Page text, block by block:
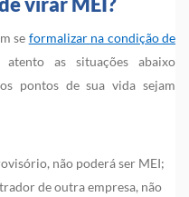
se formalizar na condição de
as situações abaixo
pontos de sua vida sejam
não poderá ser MEI;
de outra empresa, não